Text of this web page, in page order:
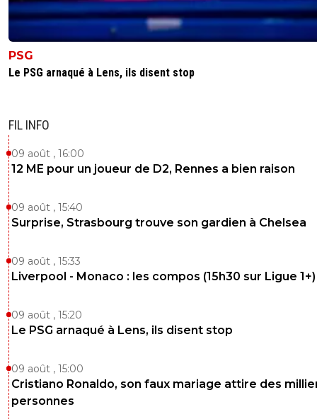
PSG
Le PSG arnaqué à Lens, ils disent stop
FIL INFO
09 août , 16:00
12 ME pour un joueur de D2, Rennes a bien raison
09 août , 15:40
Surprise, Strasbourg trouve son gardien à Chelsea
09 août , 15:33
Liverpool - Monaco : les compos (15h30 sur Ligue 1+)
09 août , 15:20
Le PSG arnaqué à Lens, ils disent stop
09 août , 15:00
Cristiano Ronaldo, son faux mariage attire des
personnes